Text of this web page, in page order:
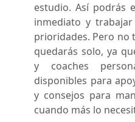
estudio. Así podrás
inmediato y
prioridades. Pero no
quedarás solo, ya
y coaches
disponibles para
y consejos para
cuando más lo